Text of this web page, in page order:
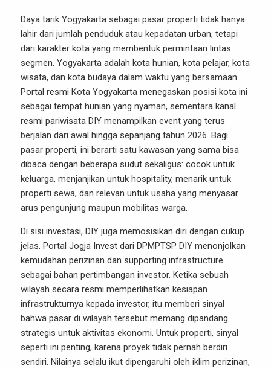
Daya tarik Yogyakarta sebagai pasar properti tidak hanya
lahir dari jumlah penduduk atau kepadatan urban, tetapi
dari karakter kota yang membentuk permintaan lintas
segmen. Yogyakarta adalah kota hunian, kota pelajar, kota
wisata, dan kota budaya dalam waktu yang bersamaan.
Portal resmi Kota Yogyakarta menegaskan posisi kota ini
sebagai tempat hunian yang nyaman, sementara kanal
resmi pariwisata DIY menampilkan event yang terus
berjalan dari awal hingga sepanjang tahun 2026. Bagi
pasar properti, ini berarti satu kawasan yang sama bisa
dibaca dengan beberapa sudut sekaligus: cocok untuk
keluarga, menjanjikan untuk hospitality, menarik untuk
properti sewa, dan relevan untuk usaha yang menyasar
arus pengunjung maupun mobilitas warga.
Di sisi investasi, DIY juga memosisikan diri dengan cukup
jelas. Portal Jogja Invest dari DPMPTSP DIY menonjolkan
kemudahan perizinan dan supporting infrastructure
sebagai bahan pertimbangan investor. Ketika sebuah
wilayah secara resmi memperlihatkan kesiapan
infrastrukturnya kepada investor, itu memberi sinyal
bahwa pasar di wilayah tersebut memang dipandang
strategis untuk aktivitas ekonomi. Untuk properti, sinyal
seperti ini penting, karena proyek tidak pernah berdiri
sendiri. Nilainya selalu ikut dipengaruhi oleh iklim perizinan,